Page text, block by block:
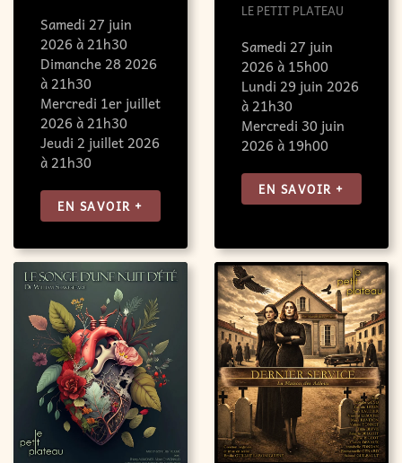
Samedi 27 juin
2026 à 21h30
Dimanche 28 2026
à 21h30
Mercredi 1er juillet
2026 à 21h30
Jeudi 2 juillet 2026
à 21h30
EN SAVOIR +
LE PETIT PLATEAU
Samedi 27 juin
2026 à 15h00
Lundi 29 juin 2026
à 21h30
Mercredi 30 juin
2026 à 19h00
EN SAVOIR +